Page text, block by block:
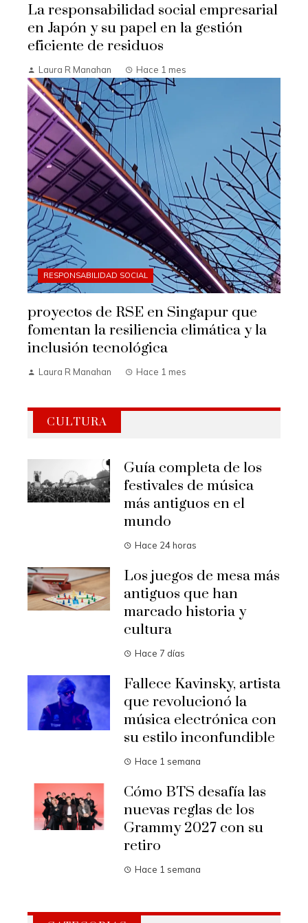
La responsabilidad social empresarial
en Japón y su papel en la gestión
eficiente de residuos
Laura R Manahan Hace 1 mes
RESPONSABILIDAD SOCIAL
proyectos de RSE en Singapur que
fomentan la resiliencia climática y la
inclusión tecnológica
Laura R Manahan Hace 1 mes
CULTURA
Guía completa de los
festivales de música
más antiguos en el
mundo
Hace 24 horas
Los juegos de mesa más
antiguos que han
marcado historia y
cultura
Hace 7 días
Fallece Kavinsky, artista
que revolucionó la
música electrónica con
su estilo inconfundible
Hace 1 semana
Cómo BTS desafía las
nuevas reglas de los
Grammy 2027 con su
retiro
Hace 1 semana